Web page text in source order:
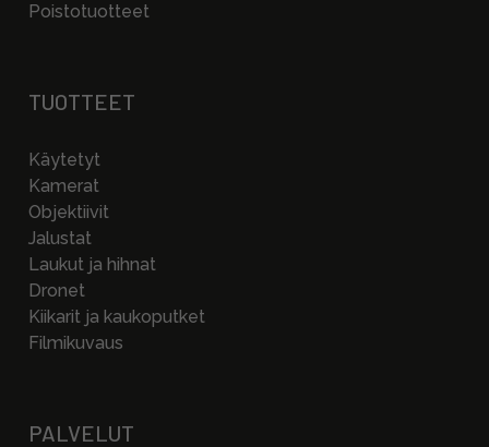
Poistotuotteet
TUOTTEET
Käytetyt
Kamerat
Objektiivit
Jalustat
Laukut ja hihnat
Dronet
Kiikarit ja kaukoputket
Filmikuvaus
PALVELUT